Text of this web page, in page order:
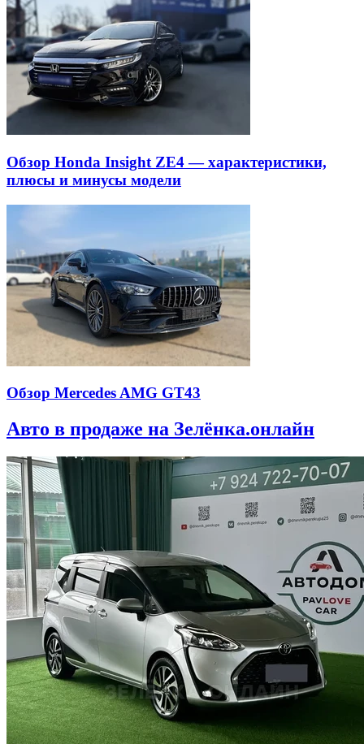
Обзор Honda Insight ZE4 — характеристики,
плюсы и минусы модели
Обзор Mercedes AMG GT43
Авто в продаже на Зелёнка.онлайн